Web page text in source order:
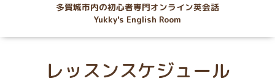
多賀城市内の初心者専門オンライン英会話
Yukky's English Room
レッスンスケジュール